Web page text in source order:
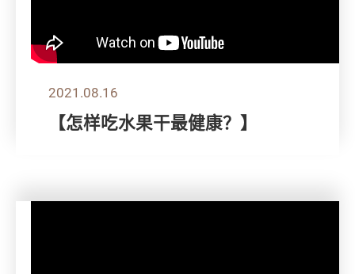
2021.08.16
【怎样吃水果干最健康？】